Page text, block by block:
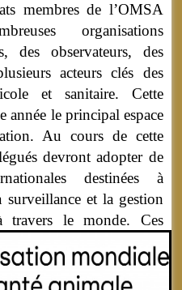
membres de l’OMSA
organisations
des observateurs, des
acteurs clés des
et sanitaire. Cette
année le principal espace
Au cours de cette
devront adopter de
destinées à
et la gestion
travers le monde. Ces